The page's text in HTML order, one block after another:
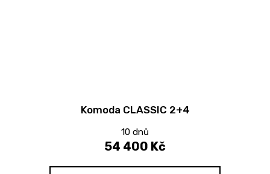
Komoda CLASSIC 2+4
10 dnů
54 400 Kč